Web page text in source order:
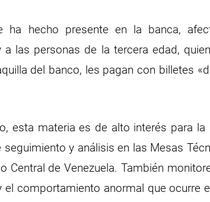
ha hecho presente en la banca,
a las personas de la tercera edad,
del banco, les pagan con billetes
esta materia es de alto interés para
seguimiento y análisis en las Mesas
Central de Venezuela. También
el comportamiento anormal que ocurre